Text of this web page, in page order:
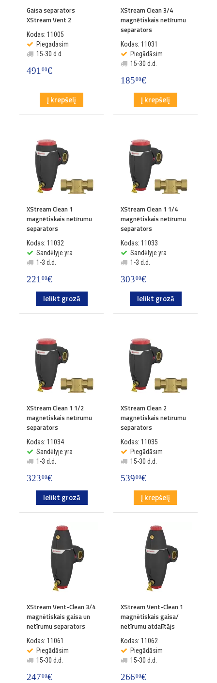
Gaisa separators
XStream Vent 2
Kodas: 11005
Piegādāsim
15-30 d.d.
49100€
Į krepšelį
XStream Clean 3/4
magnētiskais netīrumu
separators
Kodas: 11031
Piegādāsim
15-30 d.d.
18500€
Į krepšelį
XStream Clean 1
magnētiskais netīrumu
separators
Kodas: 11032
Sandėlyje yra
1-3 d.d.
22100€
Ielikt grozā
XStream Clean 1 1/4
magnētiskais netīrumu
separators
Kodas: 11033
Sandėlyje yra
1-3 d.d.
30300€
Ielikt grozā
XStream Clean 1 1/2
magnētiskais netīrumu
separators
Kodas: 11034
Sandėlyje yra
1-3 d.d.
32300€
Ielikt grozā
XStream Clean 2
magnētiskais netīrumu
separators
Kodas: 11035
Piegādāsim
15-30 d.d.
53900€
Į krepšelį
XStream Vent-Clean 3/4
magnētiskais gaisa un
netīrumu separators
Kodas: 11061
Piegādāsim
15-30 d.d.
24700€
XStream Vent-Clean 1
magnētiskais gaisa/
netīrumu atdalītājs
Kodas: 11062
Piegādāsim
15-30 d.d.
26600€